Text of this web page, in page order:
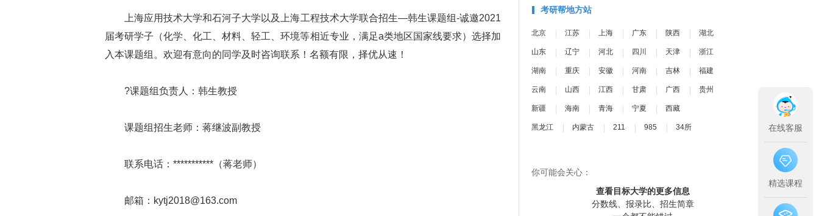
上海应用技术大学和石河子大学以及上海工程技术大学联合招生—韩生课题组-诚邀2021
届考研学子（化学、化工、材料、轻工、环境等相近专业，满足a类地区国家线要求）选择加
入本课题组。欢迎有意向的同学及时咨询联系！名额有限，择优从速！
?课题组负责人：韩生教授
课题组招生老师：蒋继波副教授
联系电话：***********（蒋老师）
邮箱：kytj2018@163.com
考研帮地方站
北京 江苏 上海 广东 陕西 湖北
山东 辽宁 河北 四川 天津 浙江
湖南 重庆 安徽 河南 吉林 福建
云南 山西 江西 甘肃 广西 贵州
新疆 海南 青海 宁夏 西藏
黑龙江 内蒙古 211 985 34所
你可能会关心：
查看目标大学的更多信息
分数线、报录比、招生简章
在线客服
精选课程